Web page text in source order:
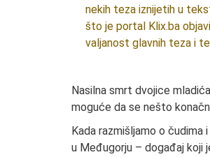
nekih teza iznijetih u
što je portal Klix.ba
valjanost glavnih teza i
Nasilna smrt dvojice
moguće da se nešto
Kada razmišljamo o čudima
u Međugorju – događaj koji